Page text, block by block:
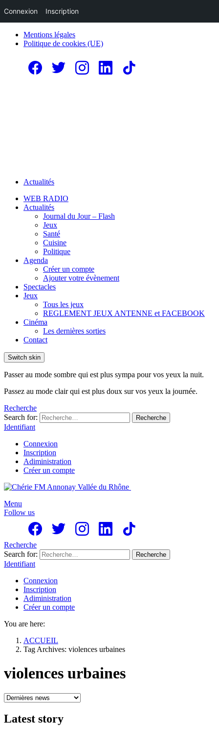
Mentions légales
Politique de cookies (UE)
Actualités
WEB RADIO
Actualités
Journal du Jour – Flash
Jeux
Santé
Cuisine
Politique
Agenda
Créer un compte
Ajouter votre évènement
Spectacles
Jeux
Tous les jeux
REGLEMENT JEUX ANTENNE et FACEBOOK
Cinéma
Les dernières sorties
Contact
Switch skin
Passer au mode sombre qui est plus sympa pour vos yeux la nuit.
Passez au mode clair qui est plus doux sur vos yeux la journée.
Recherche
Search for:
Recherche
Identifiant
Connexion
Inscription
Adiministration
Créer un compte
Menu
Follow us
Recherche
Search for:
Recherche
Identifiant
Connexion
Inscription
Adiministration
Créer un compte
You are here:
ACCUEIL
Tag Archives: violences urbaines
violences urbaines
Latest story
Connexion Inscription